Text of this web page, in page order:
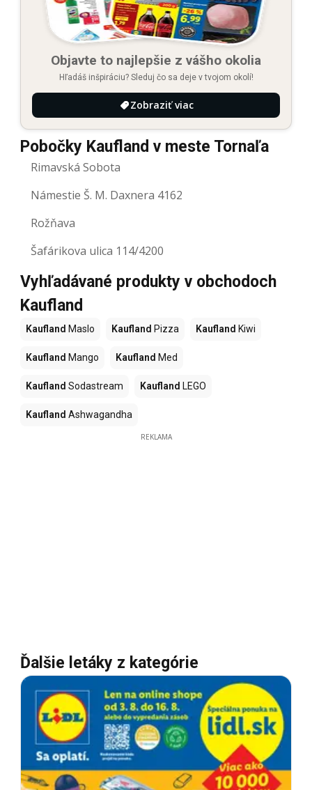
Objavte to najlepšie z vášho okolia
Hľadáš inšpiráciu? Sleduj čo sa deje v tvojom okolí!
Zobraziť viac
Pobočky Kaufland v meste Tornaľa
Rimavská Sobota
Námestie Š. M. Daxnera 4162
Rožňava
Šafárikova ulica 114/4200
Vyhľadávané produkty v obchodoch
Kaufland
Kaufland Maslo Kaufland Pizza Kaufland Kiwi
Kaufland Mango Kaufland Med
Kaufland Sodastream Kaufland LEGO
Kaufland Ashwagandha
REKLAMA
Ďalšie letáky z kategórie